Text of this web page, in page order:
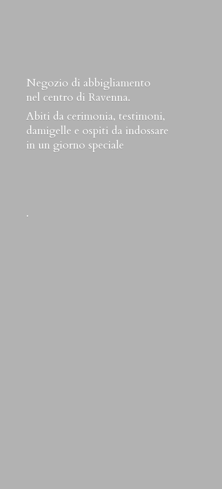
Negozio di abbigliamento
nel centro di Ravenna.
Abiti da cerimonia, testimoni,
damigelle e ospiti da indossare
in un giorno speciale
.